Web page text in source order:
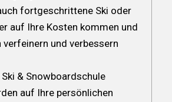
fortgeschrittene Ski oder
auf Ihre Kosten kommen und
verfeinern und verbessern
& Snowboardschule
auf Ihre persönlichen